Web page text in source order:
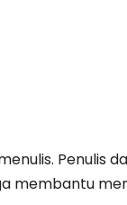
Penulis
membantu